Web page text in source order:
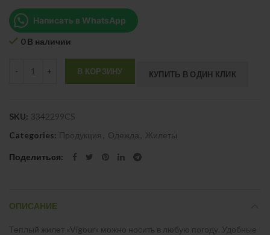
Написать в WhatsApp
0 В наличии
В КОРЗИНУ КУПИТЬ В ОДИН КЛИК
SKU: 3342299CS
Categories: Продукция Одежда Жилеты
Поделиться
ОПИСАНИЕ
Теплый жилет «Vigour» можно носить в любую погоду. Удобные